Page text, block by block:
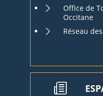
Office de
Occitane
Réseau